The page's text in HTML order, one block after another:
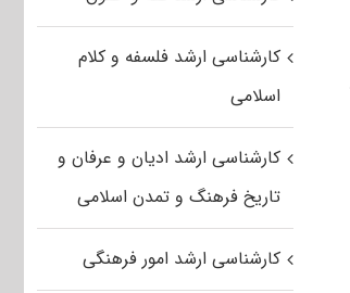
کارشناسی ارشد فلسفه و کلام
اسلامی
کارشناسی ارشد ادیان و عرفان و
تاریخ فرهنگ و تمدن اسلامی
کارشناسی ارشد امور فرهنگی